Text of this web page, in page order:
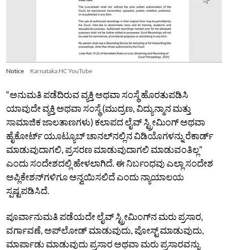
Notice Karnataka HC YouTube
“ಅನುಮತಿ ಪಡೆದಿರುವ ವ್ಯಕ್ತಿ ಅಥವಾ ಸಂಸ್ಥೆ ಹೊರತುಪಡಿಸಿ
ಯಾವುದೇ ವ್ಯಕ್ತಿ ಅಥವಾ ಸಂಸ್ಥೆ (ಮುದ್ರಣ, ವಿದ್ಯುನ್ಮಾನ ಮತ್ತು
ಸಾಮಾಜಿಕ ಜಾಲತಾಣಗಳು) ಕಲಾಪದ ಲೈವ್‌ ಸ್ಟ್ರೀಮಿಂಗ್‌ ಅಥವಾ
ಹೈಕೋರ್ಟ್‌ ಯೂಟ್ಯೂಬ್‌ ಚಾನಲ್‌ನಲ್ಲಿನ ವಿಡಿಯೊಗಳನ್ನು ರೆಕಾರ್ಡ್‌
ಮಾಡುವುದಾಗಲಿ, ಪ್ರಸರಣ ಮಾಡುವುದಾಗಲಿ ಮಾಡುವಂತಿಲ್ಲ”
ಎಂದು ಸಂದೇಶದಲ್ಲಿ ಹೇಳಲಾಗಿದೆ. ಈ ನಿರ್ಬಂಧವು ಎಲ್ಲಾ ಸಂದೇಶ
ಅಪ್ಲಿಕೇಶನ್‌ಗಳಿಗೂ ಅನ್ವಯಿಸಲಿದೆ ಎಂದು ನ್ಯಾಯಾಲಯ
ಸ್ಪಷ್ಟಪಡಿಸಿದೆ.
ಪೂರ್ವಾನುಮತಿ ಪಡೆಯದೇ ಲೈವ್‌ ಸ್ಟ್ರೀಮಿಂಗ್‌ನ ಮರು ಪ್ರಸಾರ,
ವರ್ಗಾವಣೆ, ಅಪ್‌ಲೋಡ್‌ ಮಾಡುವುದು, ಪೋಸ್ಟ್‌ ಮಾಡುವುದು,
ಮಾರ್ಪಾಡು ಮಾಡುವುದು ಪ್ರಸಾರ ಅಥವಾ ಮರು ಪ್ರಸಾರವನ್ನು